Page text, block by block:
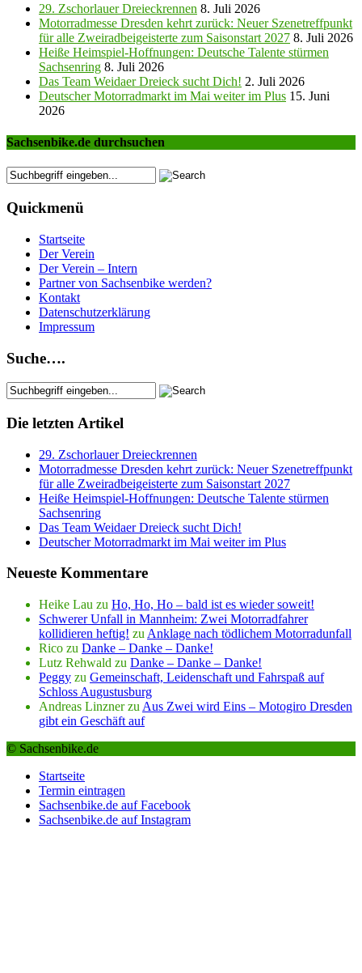
29. Zschorlauer Dreieckrennen 8. Juli 2026
Motorradmesse Dresden kehrt zurück: Neuer Szenetreffpunkt
für alle Zweiradbeigeisterte zum Saisonstart 2027 8. Juli 2026
Heiße Heimspiel-Hoffnungen: Deutsche Talente stürmen
Sachsenring 8. Juli 2026
Das Team Weidaer Dreieck sucht Dich! 2. Juli 2026
Deutscher Motorradmarkt im Mai weiter im Plus 15. Juni
2026
Sachsenbike.de durchsuchen
Quickmenü
Startseite
Der Verein
Der Verein – Intern
Partner von Sachsenbike werden?
Kontakt
Datenschutzerklärung
Impressum
Suche….
Die letzten Artikel
29. Zschorlauer Dreieckrennen
Motorradmesse Dresden kehrt zurück: Neuer Szenetreffpunkt
für alle Zweiradbeigeisterte zum Saisonstart 2027
Heiße Heimspiel-Hoffnungen: Deutsche Talente stürmen
Sachsenring
Das Team Weidaer Dreieck sucht Dich!
Deutscher Motorradmarkt im Mai weiter im Plus
Neueste Kommentare
Heike Lau zu Ho, Ho, Ho – bald ist es wieder soweit!
Schwerer Unfall in Mannheim: Zwei Motorradfahrer
kollidieren heftig! zu Anklage nach tödlichem Motorradunfall
Rico zu Danke – Danke – Danke!
Lutz Rehwald zu Danke – Danke – Danke!
Peggy zu Gemeinschaft, Leidenschaft und Fahrspaß auf
Schloss Augustusburg
Andreas Linznerzu Aus Zwei wird Eins – Motogiro Dresden
gibt ein Geschäft auf
© Sachsenbike.de
Startseite
Termin eintragen
Sachsenbike.de auf Facebook
Sachsenbike.de auf Instagram